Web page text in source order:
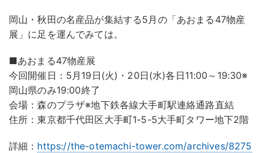
岡山・秋田の名産品が集結する5月の「あおまる47物産
展」に足を運んでみては。
■あおまる47物産展
今回開催日：5月19日(火)・20日(水)各日11:00～19:30※
岡山県のみ19:00終了
会場：森のプラザ※地下鉄各線大手町駅連絡通路直結
住所：東京都千代田区大手町1-5-5大手町タワー地下2階
詳細： https://the-otemachi-tower.com/archives/8275